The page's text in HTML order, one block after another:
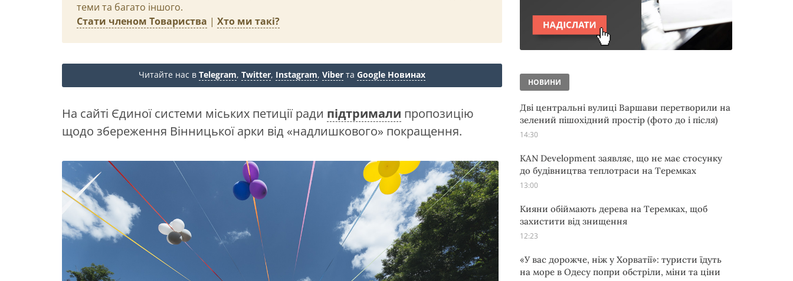
теми та багато іншого.
Стати членом Товариства | Хто ми такі?
Читайте нас в Telegram, Twitter, Instagram, Viber та Google Новинах
На сайті Єдиної системи міських петиції ради підтримали пропозицію
щодо збереження Вінницької арки від «надлишкового» покращення.
НОВИНИ
Дві центральні вулиці Варшави перетворили на
зелений пішохідний простір (фото до і після)
14:30
KAN Development заявляє, що не має стосунку
до будівництва теплотраси на Теремках
13:00
Кияни обіймають дерева на Теремках, щоб
захистити від знищення
12:23
«У вас дорожче, ніж у Хорватії»: туристи їдуть
на море в Одесу попри обстріли, міни та ціни